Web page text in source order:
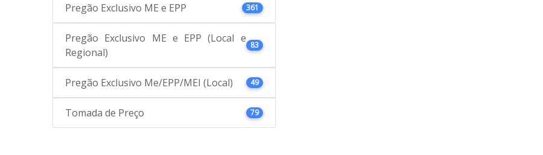
Pregão Exclusivo ME e EPP 361
Pregão Exclusivo ME e EPP (Local e
Regional)
83
Pregão Exclusivo Me/EPP/MEI (Local) 49
Tomada de Preço 79